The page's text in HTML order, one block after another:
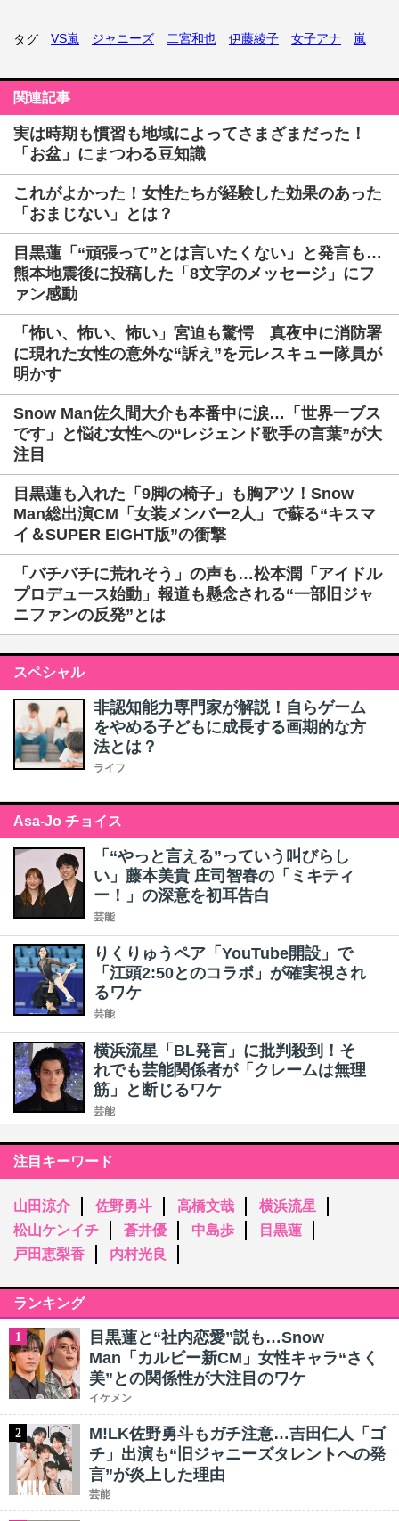
タグ VS嵐 ジャニーズ 二宮和也 伊藤綾子 女子アナ 嵐
関連記事
実は時期も慣習も地域によってさまざまだった！
「お盆」にまつわる豆知識
これがよかった！女性たちが経験した効果のあった
「おまじない」とは？
目黒蓮「“頑張って”とは言いたくない」と発言も…
熊本地震後に投稿した「8文字のメッセージ」にフ
ァン感動
「怖い、怖い、怖い」宮迫も驚愕 真夜中に消防署
に現れた女性の意外な“訴え”を元レスキュー隊員が
明かす
Snow Man佐久間大介も本番中に涙…「世界一ブス
です」と悩む女性への“レジェンド歌手の言葉”が大
注目
目黒蓮も入れた「9脚の椅子」も胸アツ！Snow
Man総出演CM「女装メンバー2人」で蘇る“キスマ
イ＆SUPER EIGHT版”の衝撃
「バチバチに荒れそう」の声も…松本潤「アイドル
プロデュース始動」報道も懸念される“一部旧ジャ
ニファンの反発”とは
スペシャル
非認知能力専門家が解説！自らゲーム
をやめる子どもに成長する画期的な方
法とは？
ライフ
Asa-Jo チョイス
「“やっと言える”っていう叫びらし
い」藤本美貴 庄司智春の「ミキティ
ー！」の深意を初耳告白
芸能
りくりゅうペア「YouTube開設」で
「江頭2:50とのコラボ」が確実視され
るワケ
芸能
横浜流星「BL発言」に批判殺到！そ
れでも芸能関係者が「クレームは無理
筋」と断じるワケ
芸能
注目キーワード
山田涼介 佐野勇斗 高橋文哉
横浜流星
松山ケンイチ
蒼井優 中島歩
目黒蓮
戸田恵梨香
内村光良
ランキング
1
目黒蓮と“社内恋愛”説も…Snow
Man「カルビー新CM」女性キャラ“さく
美”との関係性が大注目のワケ
イケメン
2
M!LK佐野勇斗もガチ注意…吉田仁人「ゴ
チ」出演も“旧ジャニーズタレントへの発
言”が炎上した理由
芸能